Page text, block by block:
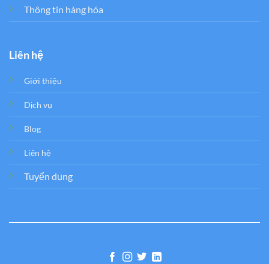
Thông tin hàng hóa
Liên hệ
Giới thiệu
Dịch vụ
Blog
Liên hệ
Tuyển dụng